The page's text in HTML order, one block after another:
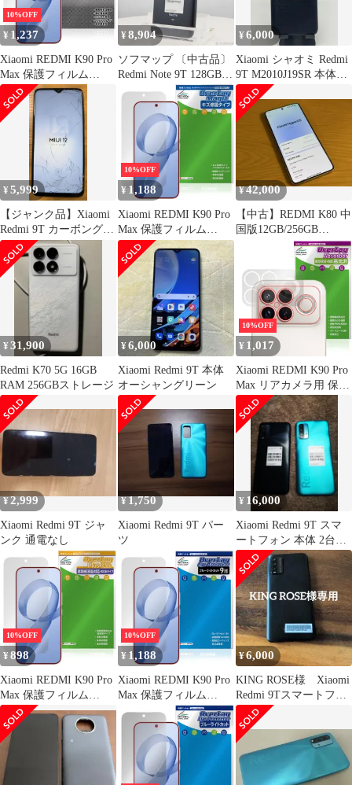
10%OFF
¥ 1,237
Xiaomi REDMI K90 Pro
Max 保護フィルム
OverLay Plus Premium
for シャオミー レドミ
液晶保護 アンチグレア
反射防止 高透過 指紋防
¥8,904
ソフマップ 〔中古品〕
Redmi Note 9T 128GB
ナイトフォールブラッ
ク A001XM
SoftBank【276】
¥6,000
Xiaomi シャオミ Redmi
9T M2010J19SR 本体の
み
¥5,999
【ジャンク品】Xiaomi
Redmi 9T カーボングレ
ー
10%OFF
¥ 1,188
Xiaomi REDMI K90 Pro
Max 保護フィルム
OverLay Magic for シャ
オミー レドミ 液晶保護
傷修復 耐指紋 指紋防止
コーティング
¥42,000
【中古】REDMI K80 中
国版12GB/256GB
Snapdragon搭載
¥31,900
Redmi K70 5G 16GB
RAM 256GBストレージ
¥6,000
Xiaomi Redmi 9T 本体
オーシャングリーン
10%OFF
¥ 1,017
Xiaomi REDMI K90 Pro
Max リアカメラ用 保護
フィルム OverLay
Absorber 高光沢 for シ
ャオミー レドミ 衝撃吸
収 高光沢 抗菌
¥2,999
Xiaomi Redmi 9T ジャ
ンク 通電なし
¥1,750
Xiaomi Redmi 9T パー
ツ
¥ 16,000
Xiaomi Redmi 9T スマ
ートフォン 本体 2台セ
ット
10%OFF
¥ 898
Xiaomi REDMI K90 Pro
Max 保護フィルム
OverLay Plus Lite for シ
ャオミー レドミ 液晶保
護 高精細液晶対応 アン
チグレア 指紋防止
10%OFF
¥ 1,188
Xiaomi REDMI K90 Pro
Max 保護フィルム
OverLay Eye Protector
9H for シャオミー レド
ミ 液晶保護 9H 高硬度
ブルーライトカット
¥6,000
KING ROSE様 Xiaomi
Redmi 9Tスマートフォ
ン 本体